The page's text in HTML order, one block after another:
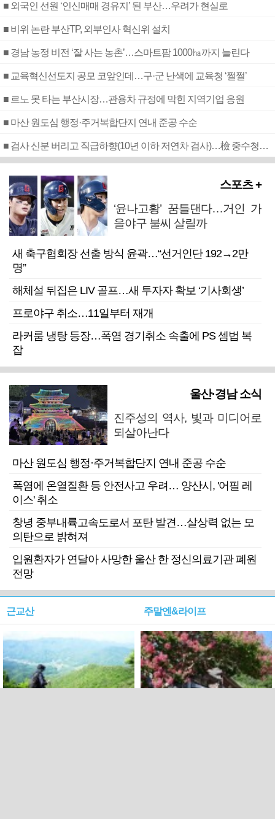
■ 외국인 선원 ‘인신매매 경유지’ 된 부산…우려가 현실로
■ 비위 논란 부산TP, 외부인사 혁신위 설치
■ 경남 농정 비전 ‘잘 사는 농촌’…스마트팜 1000㏊까지 늘린다
■ 교육혁신선도지 공모 코앞인데…구·군 난색에 교육청 ‘쩔쩔’
■ 르노 못 타는 부산시장…관용차 규정에 막힌 지역기업 응원
■ 마산 원도심 행정·주거복합단지 연내 준공 수순
■ 검사 신분 버리고 직급하향(10년 이하 저연차 검사)…檢 중수청행 기피
스포츠 +
‘윤나고황’ 꿈틀댄다…거인 가
을야구 불씨 살릴까
새 축구협회장 선출 방식 윤곽…“선거인단 192→2만
명”
해체설 뒤집은 LIV 골프…새 투자자 확보 ‘기사회생’
프로야구 취소…11일부터 재개
라커룸 냉탕 등장…폭염 경기취소 속출에 PS 셈법 복
잡
울산·경남 소식
진주성의 역사, 빛과 미디어로
되살아난다
마산 원도심 행정·주거복합단지 연내 준공 수순
폭염에 온열질환 등 안전사고 우려… 양산시, '어필 레
이스' 취소
창녕 중부내륙고속도로서 포탄 발견…살상력 없는 모
의탄으로 밝혀져
입원환자가 연달아 사망한 울산 한 정신의료기관 폐원
전망
근교산 주말엔&라이프